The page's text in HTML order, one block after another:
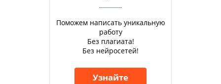
Поможем написать уникальную
работу
Без плагиата!
Без нейросетей!
Узнайте